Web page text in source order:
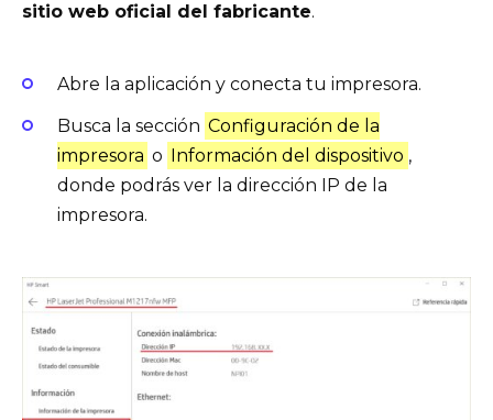
sitio web oficial del fabricante.
Abre la aplicación y conecta tu impresora.
Busca la sección Configuración de la
impresora o Información del dispositivo ,
donde podrás ver la dirección IP de la
impresora.